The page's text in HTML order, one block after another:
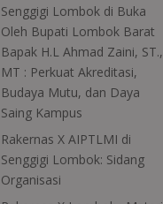
Senggigi Lombok di Buka
Oleh Bupati Lombok Barat
Bapak H.L Ahmad Zaini, ST.,
MT : Perkuat Akreditasi,
Budaya Mutu, dan Daya
Saing Kampus
Rakernas X AIPTLMI di
Senggigi Lombok: Sidang
Organisasi